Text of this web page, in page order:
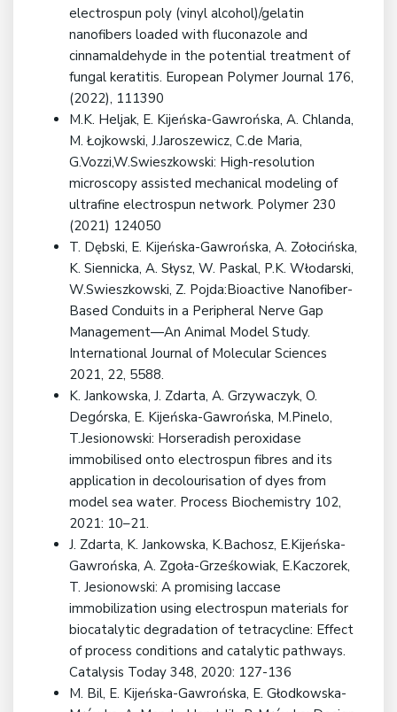
electrospun poly (vinyl alcohol)/gelatin
nanofibers loaded with fluconazole and
cinnamaldehyde in the potential treatment of
fungal keratitis. European Polymer Journal 176,
(2022), 111390
M.K. Heljak, E. Kijeńska-Gawrońska, A. Chlanda,
M. Łojkowski, J.Jaroszewicz, C.de Maria,
G.Vozzi,W.Swieszkowski: High-resolution
microscopy assisted mechanical modeling of
ultrafine electrospun network. Polymer 230
(2021) 124050
T. Dębski, E. Kijeńska-Gawrońska, A. Zołocińska,
K. Siennicka, A. Słysz, W. Paskal, P.K. Włodarski,
W.Swieszkowski, Z. Pojda:Bioactive Nanofiber-
Based Conduits in a Peripheral Nerve Gap
Management—An Animal Model Study.
International Journal of Molecular Sciences
2021, 22, 5588.
K. Jankowska, J. Zdarta, A. Grzywaczyk, O.
Degórska, E. Kijeńska-Gawrońska, M.Pinelo,
T.Jesionowski: Horseradish peroxidase
immobilised onto electrospun fibres and its
application in decolourisation of dyes from
model sea water. Process Biochemistry 102,
2021: 10–21.
J. Zdarta, K. Jankowska, K.Bachosz, E.Kijeńska-
Gawrońska, A. Zgoła-Grześkowiak, E.Kaczorek,
T. Jesionowski: A promising laccase
immobilization using electrospun materials for
biocatalytic degradation of tetracycline: Effect
of process conditions and catalytic pathways.
Catalysis Today 348, 2020: 127-136
M. Bil, E. Kijeńska-Gawrońska, E. Głodkowska-